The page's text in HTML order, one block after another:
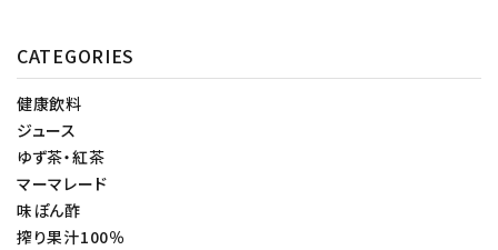
CATEGORIES
健康飲料
ジュース
ゆず茶・紅茶
マーマレード
味ぽん酢
搾り果汁100％